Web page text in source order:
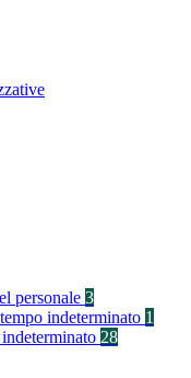
personale 3
indeterminato 1
28